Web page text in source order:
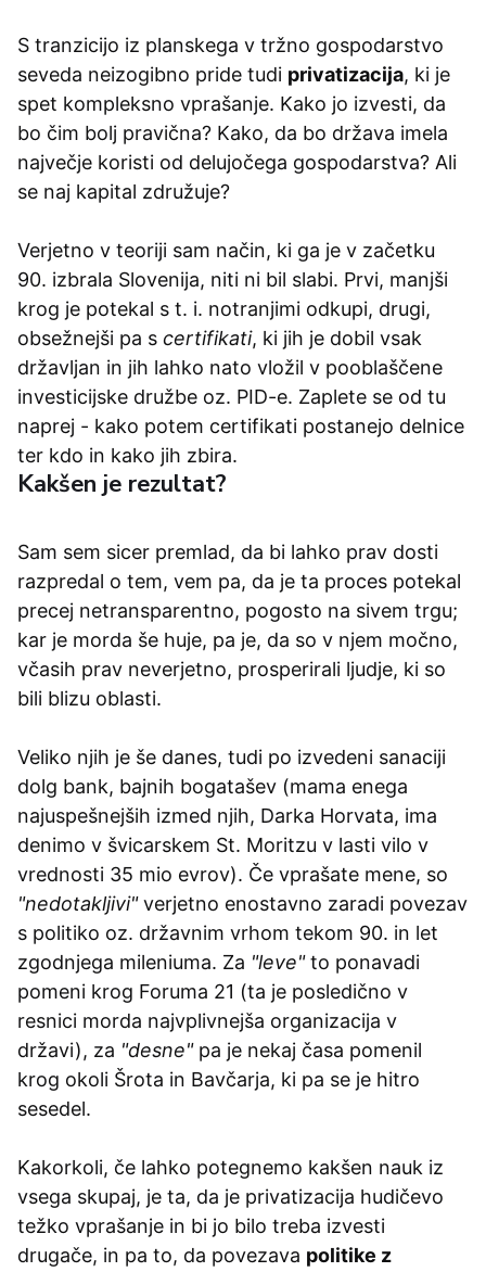
S tranzicijo iz planskega v tržno gospodarstvo
seveda neizogibno pride tudi privatizacija, ki je
spet kompleksno vprašanje. Kako jo izvesti, da
bo čim bolj pravična? Kako, da bo država imela
največje koristi od delujočega gospodarstva? Ali
se naj kapital združuje?
Verjetno v teoriji sam način, ki ga je v začetku
90. izbrala Slovenija, niti ni bil slabi. Prvi, manjši
krog je potekal s t. i. notranjimi odkupi, drugi,
obsežnejši pa s certifikati, ki jih je dobil vsak
državljan in jih lahko nato vložil v pooblaščene
investicijske družbe oz. PID-e. Zaplete se od tu
naprej - kako potem certifikati postanejo delnice
ter kdo in kako jih zbira.
Kakšen je rezultat?
Sam sem sicer premlad, da bi lahko prav dosti
razpredal o tem, vem pa, da je ta proces potekal
precej netransparentno, pogosto na sivem trgu;
kar je morda še huje, pa je, da so v njem močno,
včasih prav neverjetno, prosperirali ljudje, ki so
bili blizu oblasti.
Veliko njih je še danes, tudi po izvedeni sanaciji
dolg bank, bajnih bogatašev (mama enega
najuspešnejših izmed njih, Darka Horvata, ima
denimo v švicarskem St. Moritzu v lasti vilo v
vrednosti 35 mio evrov). Če vprašate mene, so
"nedotakljivi"verjetno enostavno zaradi povezav
s politiko oz. državnim vrhom tekom 90. in let
zgodnjega mileniuma. Za "leve"to ponavadi
pomeni krog Foruma 21 (ta je posledično v
resnici morda najvplivnejša organizacija v
državi), za "desne"pa je nekaj časa pomenil
krog okoli Šrota in Bavčarja, ki pa se je hitro
sesedel.
Kakorkoli, če lahko potegnemo kakšen nauk iz
vsega skupaj, je ta, da je privatizacija hudičevo
težko vprašanje in bi jo bilo treba izvesti
drugače, in pa to, da povezava politike z